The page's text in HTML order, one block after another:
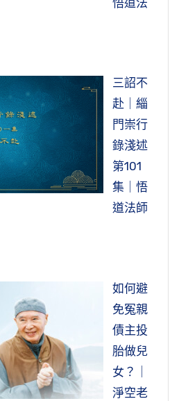
三詔不
赴｜緇
門崇行
錄淺述
第101
集｜悟
道法師
如何避
免冤親
債主投
胎做兒
女？｜
淨空老